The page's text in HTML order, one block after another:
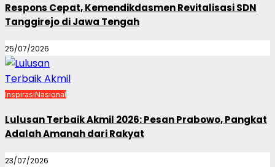
Respons Cepat, Kemendikdasmen Revitalisasi SDN
Tanggirejo di Jawa Tengah
25/07/2026
InspirasiNasional
Lulusan Terbaik Akmil 2026: Pesan Prabowo, Pangkat
Adalah Amanah dari Rakyat
23/07/2026